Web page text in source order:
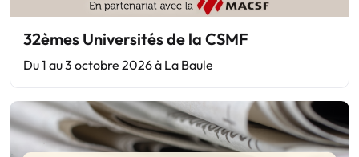
32èmes Universités de la CSMF
Du 1 au 3 octobre 2026 à La Baule